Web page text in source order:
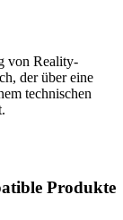
von Reality-
der über eine
technischen
Produkte